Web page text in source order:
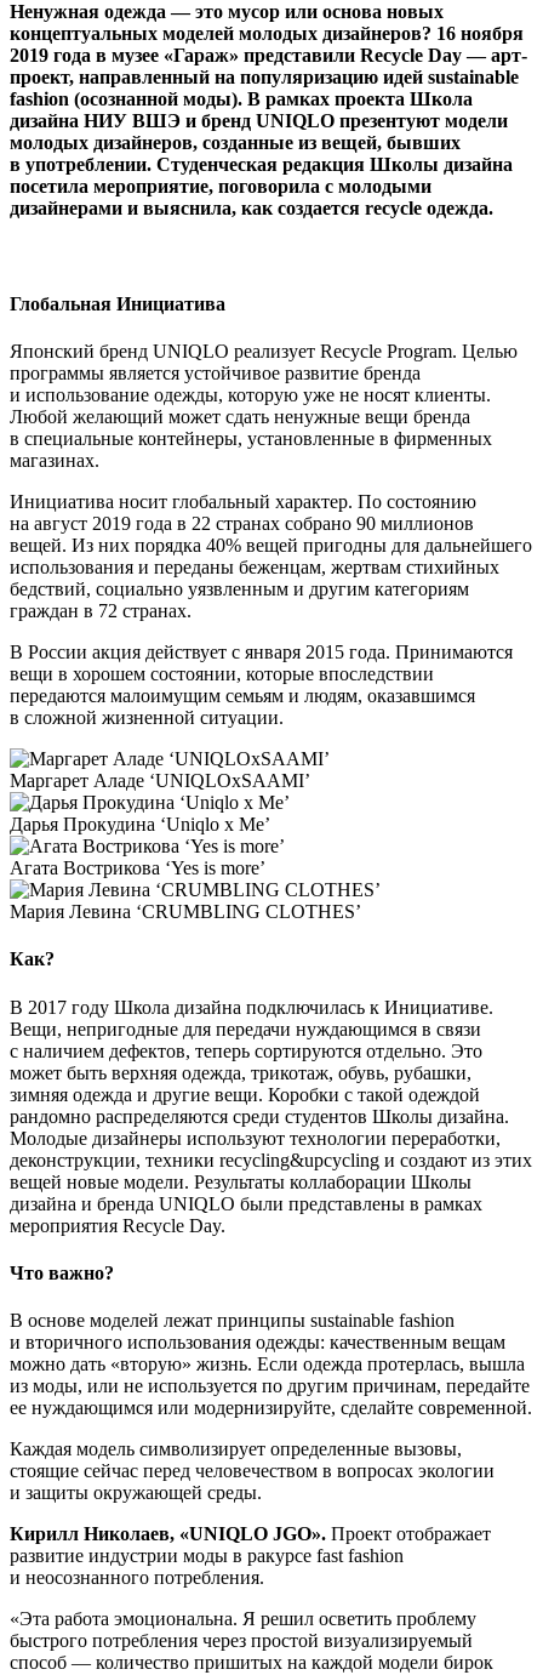
Ненужная одежда — это мусор или основа новых
концептуальных моделей молодых дизайнеров? 16 ноября
2019 года в музее «Гараж» представили Recycle Day— арт-
проект, направленный на популяризацию идей sustainable
fashion (осознанной моды). В рамках проекта Школа
дизайна НИУ ВШЭ и бренд UNIQLO презентуют модели
молодых дизайнеров, созданные из вещей, бывших
в употреблении. Студенческая редакция Школы дизайна
посетила мероприятие, поговорила с молодыми
дизайнерами и выяснила, как создается recycle одежда.
Глобальная Инициатива
Японский бренд UNIQLO реализует Recycle Program. Целью
программы является устойчивое развитие бренда
и использование одежды, которую уже не носят клиенты.
Любой желающий может сдать ненужные вещи бренда
в специальные контейнеры, установленные в фирменных
магазинах.
Инициатива носит глобальный характер. По состоянию
на август 2019 года в 22 странах собрано 90 миллионов
вещей. Из них порядка 40% вещей пригодны для дальнейшего
использования и переданы беженцам, жертвам стихийных
бедствий, социально уязвленным и другим категориям
граждан в 72 странах.
В России акция действует с января 2015 года. Принимаются
вещи в хорошем состоянии, которые впоследствии
передаются малоимущим семьям и людям, оказавшимся
в сложной жизненной ситуации.
Маргарет Аладе ‘UNIQLOxSAAMI’
Дарья Прокудина ‘Uniqlo x Me’
Агата Вострикова ‘Yes is more’
Мария Левина ‘CRUMBLING CLOTHES’
Как?
В 2017 году Школа дизайна подключилась к Инициативе.
Вещи, непригодные для передачи нуждающимся в связи
с наличием дефектов, теперь сортируются отдельно. Это
может быть верхняя одежда, трикотаж, обувь, рубашки,
зимняя одежда и другие вещи. Коробки с такой одеждой
рандомно распределяются среди студентов Школы дизайна.
Молодые дизайнеры используют технологии переработки,
деконструкции, техники recycling&upcycling и создают из этих
вещей новые модели. Результаты коллаборации Школы
дизайна и бренда UNIQLO были представлены в рамках
мероприятия Recycle Day.
Что важно?
В основе моделей лежат принципы sustainable fashion
и вторичного использования одежды: качественным вещам
можно дать «вторую» жизнь. Если одежда протерлась, вышла
из моды, или не используется по другим причинам, передайте
ее нуждающимся или модернизируйте, сделайте современной.
Каждая модель символизирует определенные вызовы,
стоящие сейчас перед человечеством в вопросах экологии
и защиты окружающей среды.
Кирилл Николаев, «UNIQLO JGO». Проект отображает
развитие индустрии моды в ракурсе fast fashion
и неосознанного потребления.
«Эта работа эмоциональна. Я решил осветить проблему
быстрого потребления через простой визуализируемый
способ — количество пришитых на каждой модели бирок